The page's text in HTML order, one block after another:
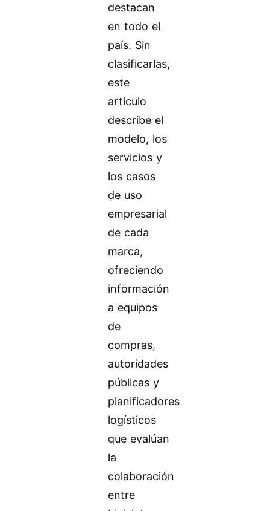
destacan
en todo el
país. Sin
clasificarlas,
este
artículo
describe el
modelo, los
servicios y
los casos
de uso
empresarial
de cada
marca,
ofreciendo
información
a equipos
de
compras,
autoridades
públicas y
planificadores
logísticos
que evalúan
la
colaboración
entre